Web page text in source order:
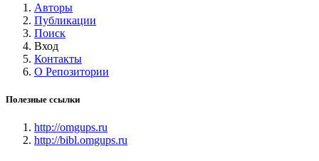
Авторы
Публикации
Поиск
Вход
Контакты
О Репозитории
Полезные ссылки
http://omgups.ru
http://bibl.omgups.ru